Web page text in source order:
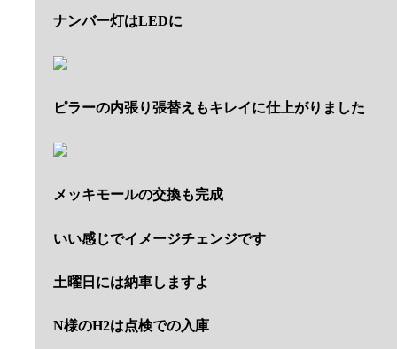
ナンバー灯はLEDに
ピラーの内張り張替えもキレイに仕上がりました
メッキモールの交換も完成
いい感じでイメージチェンジです
土曜日には納車しますよ
N様のH2は点検での入庫